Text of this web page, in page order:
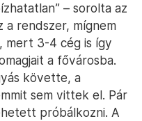
– sorolta az
rendszer, mígnem
mert 3-4 cég is így
a fővárosba.
követte, a
sem vittek el. Pár
próbálkozni. A